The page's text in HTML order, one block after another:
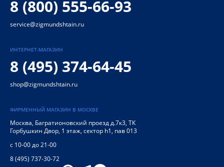
8 (800) 555-66-93
service@zigmundshtain.ru
ИНТЕРНЕТ-МАГАЗИН
8 (495) 374-64-45
shop@zigmundshtain.ru
ФИРМЕННЫЙ МАГАЗИН В МОСКВЕ
Москва, Багратионовский проезд д.7к3, ТК
Горбушкин Двор, 1 этаж, сектор h1, пав 013
с 10-00 до 21-00
8 (495) 737-30-72